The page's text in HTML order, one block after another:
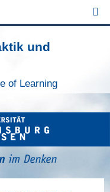
und
of Learning